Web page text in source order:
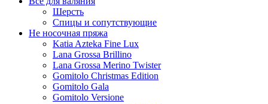
Шерсть
Спицы и сопутствующие
Не носочная пряжа
Katia Azteka Fine Lux
Lana Grossa Brillino
Lana Grossa Merino Twister
Gomitolo Christmas Edition
Gomitolo Gala
Gomitolo Versione